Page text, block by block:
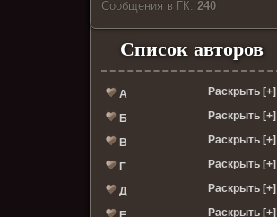
Cообщения в ГК:240
Список авторов
А Раскрыть [+]
Б Раскрыть [+]
В Раскрыть [+]
Г Раскрыть [+]
Д Раскрыть [+]
Раскрыть [+]